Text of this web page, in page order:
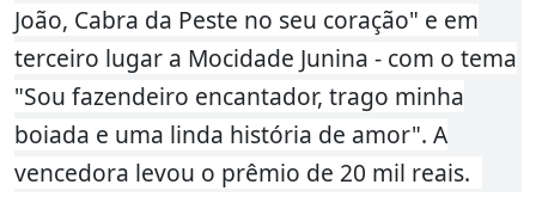
João, Cabra da Peste no seu coração" e em
terceiro lugar a Mocidade Junina - com o tema
"Sou fazendeiro encantador, trago minha
boiada e uma linda história de amor". A
vencedora levou o prêmio de 20 mil reais.